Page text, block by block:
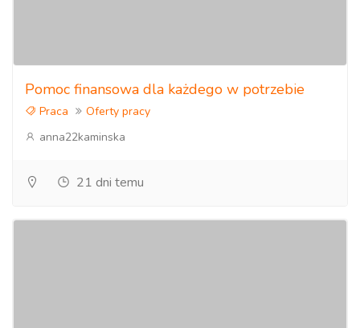
Pomoc finansowa dla każdego w potrzebie
Praca
Oferty pracy
anna22kaminska
21 dni temu